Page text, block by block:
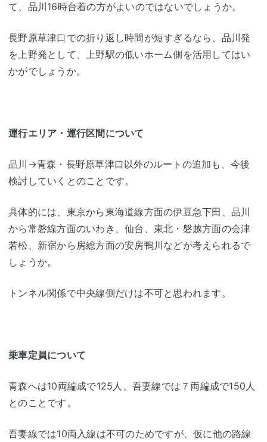
て、品川16時台着の方がよいのではないでしょうか。
長野原草津口での折り返し時間が短すぎるなら、品川発
を上野発として、上野駅の低いホーム側を活用してはい
かがでしょうか。
運行エリア・運行区間について
品川→青森・長野原草津口以外のルートの追加も、今後
検討していくとのことです。
具体的には、東京から東海道線方面の伊豆急下田、品川
から常磐線方面のいわき、仙台、東北・磐越方面の会津
若松、新宿から房総方面の安房鴨川などが考えられるで
しょうか。
トンネル関係で中央線側だけは不可と思われます。
乗車定員について
青森へは10両編成で125人、吾妻線では７両編成で150人
とのことです。
吾妻線では10両入線は不可のためですが、仮に他の路線